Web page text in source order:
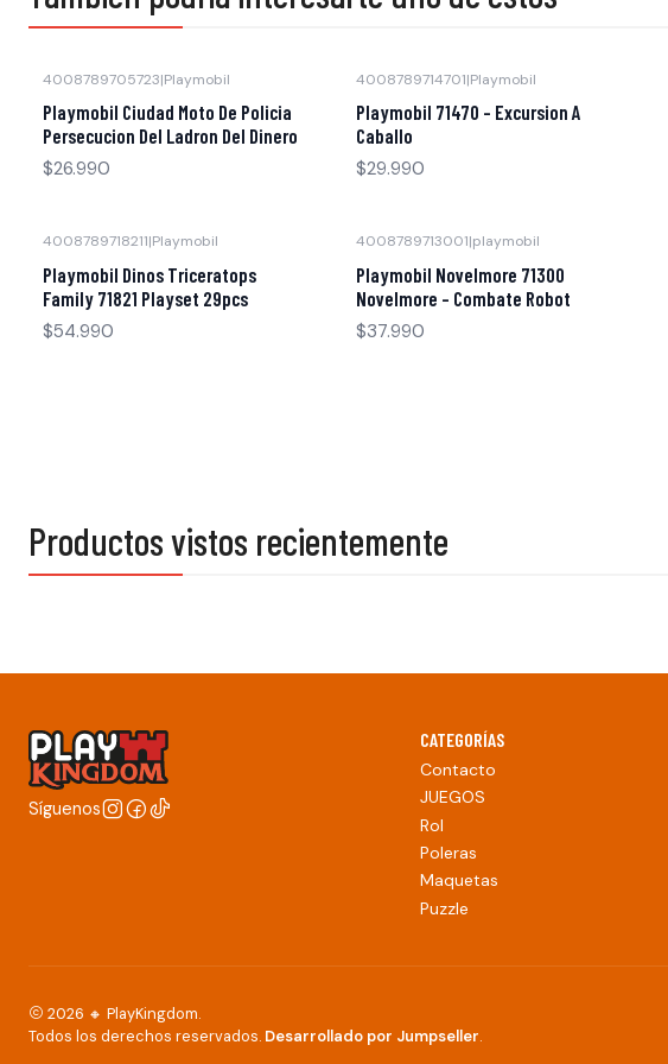
4008789705723|Playmobil
Playmobil Ciudad Moto De Policia
Persecucion Del Ladron Del Dinero
$26.990
4008789714701|Playmobil
Playmobil 71470 - Excursion A
Caballo
$29.990
4008789718211|Playmobil
Playmobil Dinos Triceratops
Family 71821 Playset 29pcs
$54.990
4008789713001|playmobil
Playmobil Novelmore 71300
Novelmore - Combate Robot
$37.990
Productos vistos recientemente
Síguenos
CATEGORÍAS
Contacto
JUEGOS
Rol
Poleras
Maquetas
Puzzle
2026 🔸 PlayKingdom.
Todos los derechos reservados. Desarrollado por Jumpseller.